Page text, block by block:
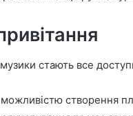
стають все
створення